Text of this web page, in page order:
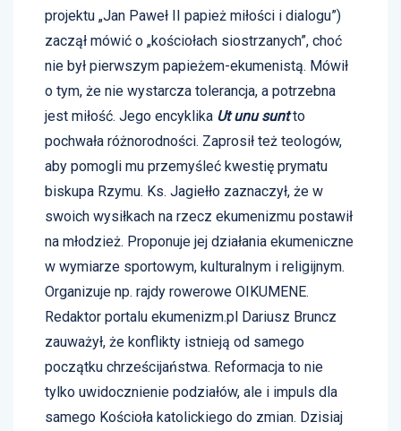
projektu „Jan Paweł II papież miłości i dialogu”)
zaczął mówić o „kościołach siostrzanych”, choć
nie był pierwszym papieżem-ekumenistą. Mówił
o tym, że nie wystarcza tolerancja, a potrzebna
jest miłość. Jego encyklika Ut unu suntto
pochwała różnorodności. Zaprosił też teologów,
aby pomogli mu przemyśleć kwestię prymatu
biskupa Rzymu. Ks. Jagiełło zaznaczył, że w
swoich wysiłkach na rzecz ekumenizmu postawił
na młodzież. Proponuje jej działania ekumeniczne
w wymiarze sportowym, kulturalnym i religijnym.
Organizuje np. rajdy rowerowe OIKUMENE.
Redaktor portalu ekumenizm.pl Dariusz Bruncz
zauważył, że konflikty istnieją od samego
początku chrześcijaństwa. Reformacja to nie
tylko uwidocznienie podziałów, ale i impuls dla
samego Kościoła katolickiego do zmian. Dzisiaj